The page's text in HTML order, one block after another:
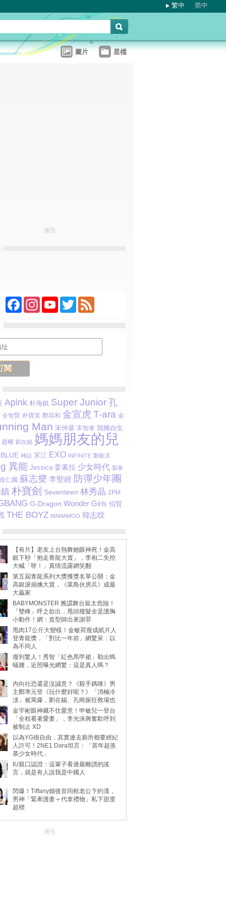
繁中 简中
圖片 星檔
廣告
FacebookInstagramYouTubeTwitterFeed
Apink 朴海鎮 Super Junior 孔
全智賢 朴寶英 鄭容和 金宣虎 T-ara 金
Man 宋仲基 宋智孝 我獨自生
趙權 劉在錫 媽媽朋友的兒
神話 宋江 EXO INFINITE 鄭敬淏
異能 Jessica 姜素拉 少女時代 梨泰
仁國 蘇志燮 李聖經 防彈少年團
朴寶劍 Seventeen 林秀晶 2PM
G-Dragon Wonder Girls 伯賢
THE BOYZ MAMAMOO 韓志旼
【有片】老友上台熱舞她眼神死！金高
銀下秒「抱走青龍大賞」，李相二失控
大喊「呀！」真情流露網笑翻
第五屆青龍系列大獎獲獎名單公開：金
高銀淚崩擒大賞，《菜鳥伙房兵》成最
大贏家
BABYMONSTER 雅譞舞台裝太危險！
「雙峰」呼之欲出，甩頭撥髮全是護胸
小動作！網：造型師出來謝罪
甩肉17公斤大變樣！金敏荷瘦成紙片人
登青龍獎，「對比一年前」網驚呆：以
為不同人
瘦到驚人！秀智「紅色馬甲裙」勒出螞
蟻腰，近照曝光網驚：這是真人嗎？
內向社恐還是沒誠意？《殺手媽咪》男
主鄭準元登《玩什麼好呢？》「消極冷
淡」被罵爆，劉在錫、孔曉振狂救場也
動
金宇彬眼神藏不住愛意！申敏兒一登台
「全程看著愛妻」，李光洙興奮歡呼到
被制止 XD
以為YG很自由，其實連去廁所都要經紀
人許可！2NE1 Dara坦言：「當年超羨
慕少女時代」
IU親口認證：這輩子看過最離譜的謠
言，就是有人說我是中國人
閃爆！Tiffany婚後首同框老公卞約漢，
男神「緊牽護妻＋代拿禮物」私下甜度
超標
廣告